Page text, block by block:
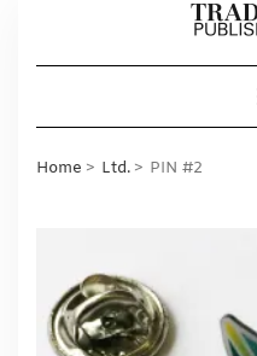
Home Ltd. PIN #2